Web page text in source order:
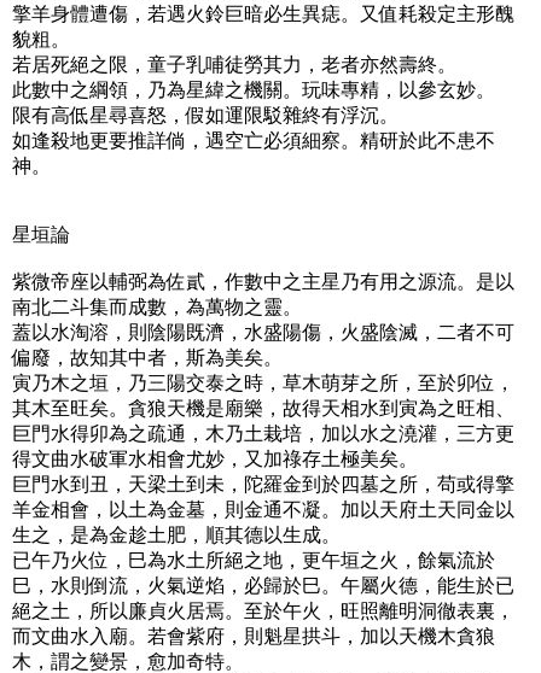
擎羊身體遭傷，若遇火鈴巨暗必生異痣。又值耗殺定主形醜
貌粗。
若居死絕之限，童子乳哺徒勞其力，老者亦然壽終。
此數中之綱領，乃為星緯之機關。玩味專精，以參玄妙。
限有高低星尋喜怒，假如運限駁雜終有浮沉。
如逢殺地更要推詳倘，遇空亡必須細察。精研於此不患不
神。
星垣論
紫微帝座以輔弼為佐貳，作數中之主星乃有用之源流。是以
南北二斗集而成數，為萬物之靈。
蓋以水淘溶，則陰陽既濟，水盛陽傷，火盛陰滅，二者不可
偏廢，故知其中者，斯為美矣。
寅乃木之垣，乃三陽交泰之時，草木萌芽之所，至於卯位，
其木至旺矣。貪狼天機是廟樂，故得天相水到寅為之旺相、
巨門水得卯為之疏通，木乃土栽培，加以水之澆灌，三方更
得文曲水破軍水相會尤妙，又加祿存土極美矣。
巨門水到丑，天梁土到未，陀羅金到於四墓之所，苟或得擎
羊金相會，以土為金墓，則金通不凝。加以天府土天同金以
生之，是為金趁土肥，順其德以生成。
已午乃火位，巳為水土所絕之地，更午垣之火，餘氣流於
巳，水則倒流，火氣逆焰，必歸於巳。午屬火德，能生於已
絕之土，所以廉貞火居焉。至於午火，旺照離明洞徹表裏，
而文曲水入廟。若會紫府，則魁星拱斗，加以天機木貪狼
木，謂之變景，愈加奇特。